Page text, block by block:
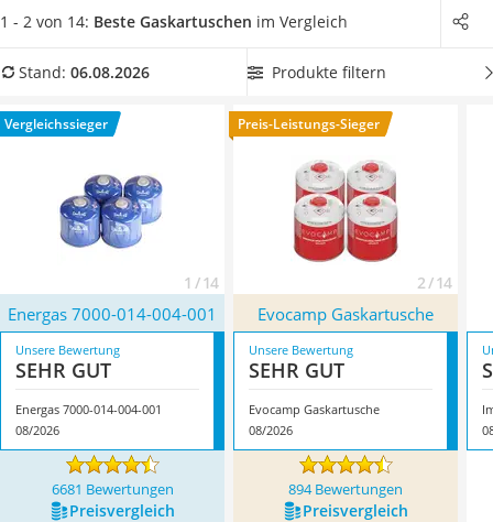
Benzinrasenmäher mit Elektrostart
Löschdecke
Winterharte Palmen
Gasdurchlauferhitzer
Gasgemischebesser bei tiefen Temperaturen als andere.
aus unserer Vergleichstabelle, um diese flexibel nach dem
Überzeugt hat uns hier im August 2026 besonders das
ModellEnergas 7000-014-004-001* mit seinen Eigenschaften.
1 - 2 von 14: Beste Gaskartuschen im Vergleich
Stand: 06.08.2026 Produkte filtern
Vergleichssieger
1 / 14
Preis-Leistungs-Sieger
2 / 14
Energas 7000-014-004-001 Evocamp Gaskartusche
Unsere Bewertung
SEHR GUT
Energas 7000-014-004-001
08/2026
Unsere Bewertung
SEHR GUT
Evocamp Gaskartusche
08/2026
6681 Bewertungen 894 Bewertungen
Preis­vergleich Preis­vergleich